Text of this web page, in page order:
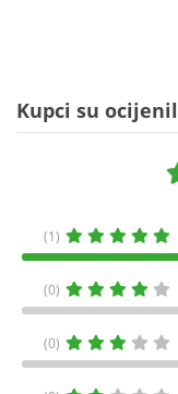
Kupci su
(1)
(0)
(0)